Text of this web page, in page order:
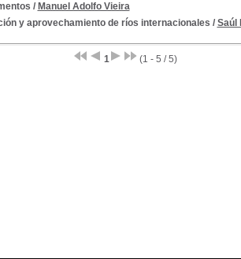
/ Manuel Adolfo Vieira
y aprovechamiento de ríos internacionales / Saúl
1 (1 - 5 / 5)